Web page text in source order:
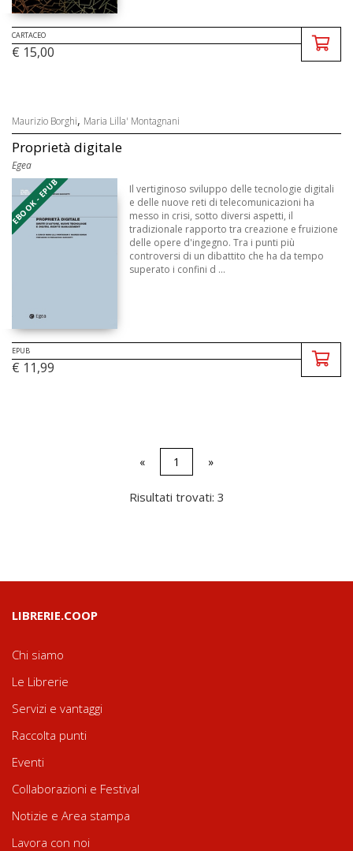
CARTACEO
€ 15,00
Maurizio Borghi, Maria Lilla' Montagnani
Proprietà digitale
Egea
EBOOK - EPUB
Il vertiginoso sviluppo delle tecnologie digitali
e delle nuove reti di telecomunicazioni ha
messo in crisi, sotto diversi aspetti, il
tradizionale rapporto tra creazione e fruizione
delle opere d'ingegno. Tra i punti più
controversi di un dibattito che ha da tempo
superato i confini d ...
EPUB
€ 11,99
« 1 »
Risultati trovati: 3
LIBRERIE.COOP
Chi siamo
Le Librerie
Servizi e vantaggi
Raccolta punti
Eventi
Collaborazioni e Festival
Notizie e Area stampa
Lavora con noi